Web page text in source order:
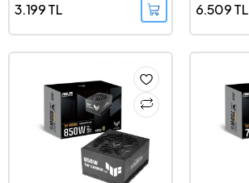
3.199 TL 6.509 TL